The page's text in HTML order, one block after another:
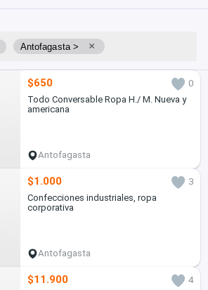
Antofagasta > ×
$650
0
Todo Conversable Ropa H./ M. Nueva y
americana
Antofagasta
$1.000
3
Confecciones industriales, ropa
corporativa
Antofagasta
$11.900
4